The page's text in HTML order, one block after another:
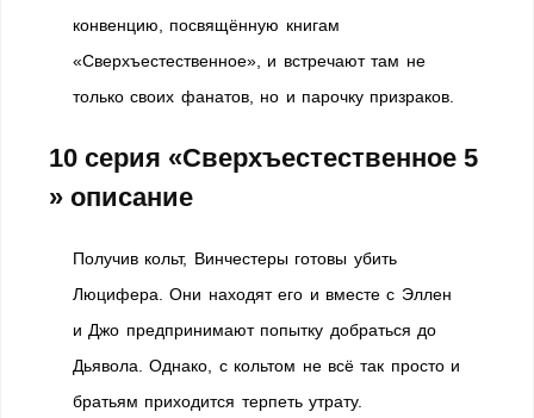
конвенцию, посвящённую книгам
«Сверхъестественное», и встречают там не
только своих фанатов, но и парочку призраков.
10 серия «Сверхъестественное 5
» описание
Получив кольт, Винчестеры готовы убить
Люцифера. Они находят его и вместе с Эллен
и Джо предпринимают попытку добраться до
Дьявола. Однако, с кольтом не всё так просто и
братьям приходится терпеть утрату.